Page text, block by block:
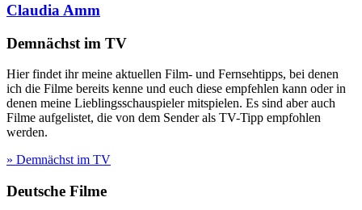
Claudia Amm
Demnächst im TV
Hier findet ihr meine aktuellen Film- und Fernsehtipps, bei denen
ich die Filme bereits kenne und euch diese empfehlen kann oder in
denen meine Lieblingsschauspieler mitspielen. Es sind aber auch
Filme aufgelistet, die von dem Sender als TV-Tipp empfohlen
werden.
» Demnächst im TV
Deutsche Filme